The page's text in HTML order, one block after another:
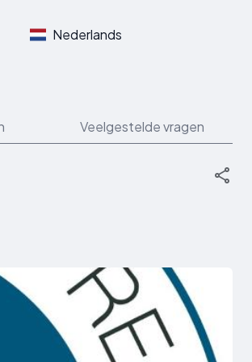
Nederlands
Veelgestelde vragen